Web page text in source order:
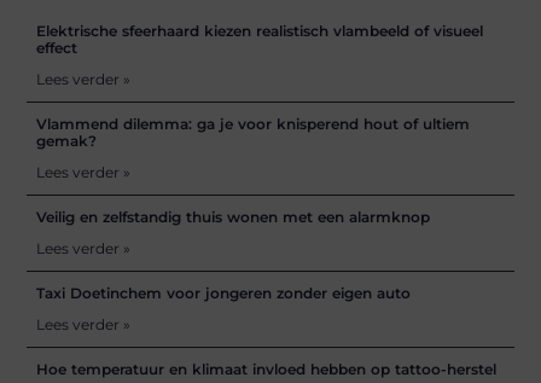
Elektrische sfeerhaard kiezen realistisch vlambeeld of visueel
effect
Lees verder »
Vlammend dilemma: ga je voor knisperend hout of ultiem
gemak?
Lees verder »
Veilig en zelfstandig thuis wonen met een alarmknop
Lees verder »
Taxi Doetinchem voor jongeren zonder eigen auto
Lees verder »
Hoe temperatuur en klimaat invloed hebben op tattoo-herstel